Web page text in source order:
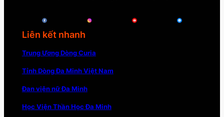
Liên kết nhanh
Trung Ương Dòng Curia
Tỉnh Dòng Đa Minh Việt Nam
Đan viện nữ Đa Minh
Học Viện Thần Học Đa Minh